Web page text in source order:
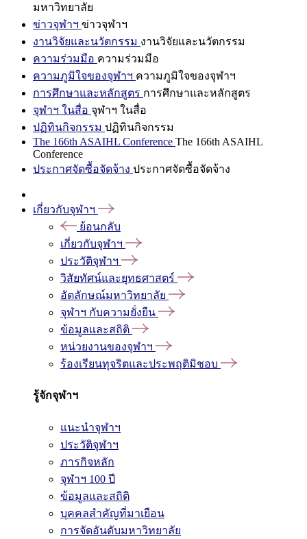
มหาวิทยาลัย
ข่าวจุฬาฯ ข่าวจุฬาฯ
งานวิจัยและนวัตกรรม งานวิจัยและนวัตกรรม
ความร่วมมือ ความร่วมมือ
ความภูมิใจของจุฬาฯ ความภูมิใจของจุฬาฯ
การศึกษาและหลักสูตร การศึกษาและหลักสูตร
จุฬาฯ ในสื่อ จุฬาฯ ในสื่อ
ปฏิทินกิจกรรม ปฏิทินกิจกรรม
The 166th ASAIHL Conference The 166th ASAIHL
Conference
ประกาศจัดซื้อจัดจ้าง ประกาศจัดซื้อจัดจ้าง
เกี่ยวกับจุฬาฯ
ย้อนกลับ
เกี่ยวกับจุฬาฯ
ประวัติจุฬาฯ
วิสัยทัศน์และยุทธศาสตร์
อัตลักษณ์มหาวิทยาลัย
จุฬาฯ กับความยั่งยืน
ข้อมูลและสถิติ
หน่วยงานของจุฬาฯ
ร้องเรียนทุจริตและประพฤติมิชอบ
รู้จักจุฬาฯ
แนะนำจุฬาฯ
ประวัติจุฬาฯ
ภารกิจหลัก
จุฬาฯ 100 ปี
ข้อมูลและสถิติ
บุคคลสำคัญที่มาเยือน
การจัดอันดับมหาวิทยาลัย